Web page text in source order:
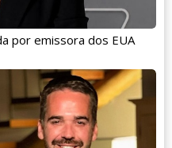
por emissora dos EUA